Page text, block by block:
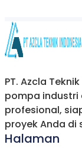
PT. Azcla
pompa industri
profesional,
proyek Anda di
Halaman